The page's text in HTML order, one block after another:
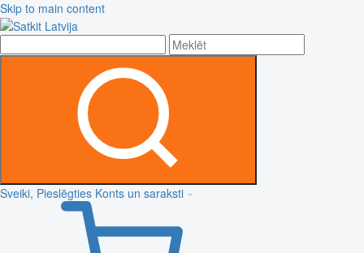
Skip to main content
Sveiki, Pieslēgties Konts un saraksti